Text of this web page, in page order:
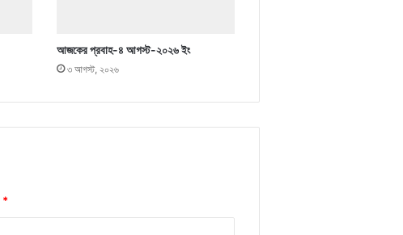
আজকের প্রবাহ-৪ আগস্ট-২০২৬ ইং
৩ আগস্ট, ২০২৬
*